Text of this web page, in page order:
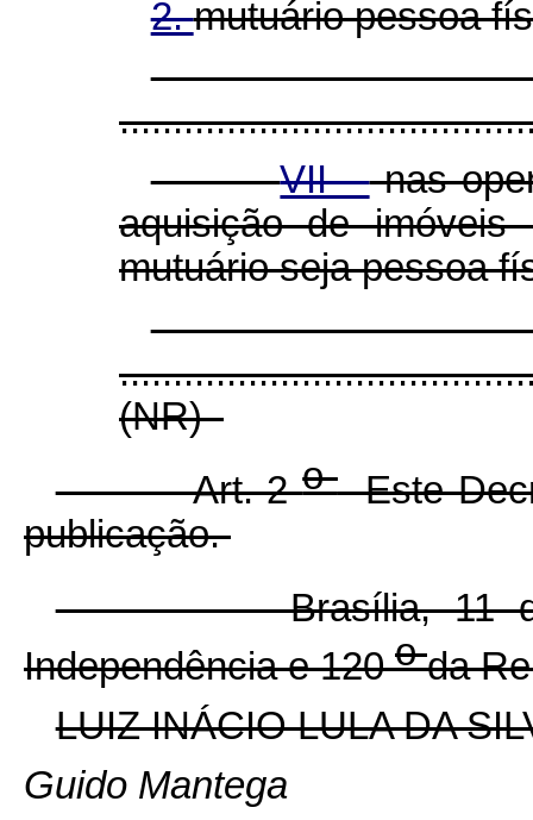
2.mutuário pessoa
VII -nas
aquisição de
mutuário seja pessoa
(NR)
Art. 2oEste
publicação.
Brasília, 11 de
Independência e 120oda
LUIZ INÁCIO LULA DA
Guido Mantega